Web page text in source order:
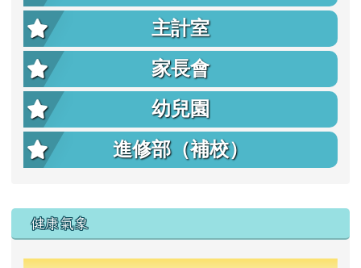
主計室
家長會
幼兒園
進修部（補校）
右邊區域內容
健康氣象